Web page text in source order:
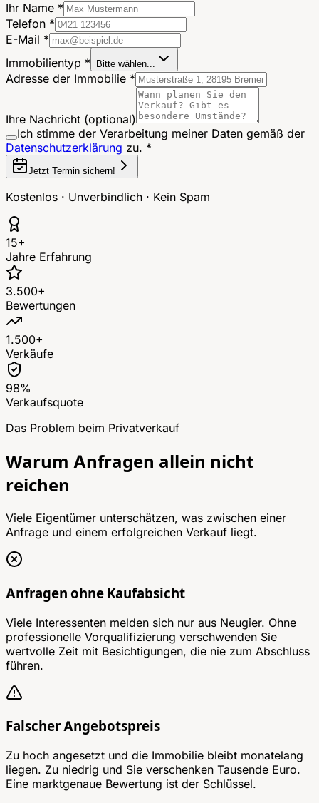
Ihr Name *
Telefon *
E-Mail *
Immobilientyp *
Bitte wählen...
Adresse der Immobilie *
Ihre Nachricht (optional)
Ich stimme der Verarbeitung meiner Daten gemäß der
Datenschutzerklärung zu. *
Jetzt Termin sichern!
Kostenlos · Unverbindlich · Kein Spam
15+
Jahre Erfahrung
3.500+
Bewertungen
1.500+
Verkäufe
98%
Verkaufsquote
Das Problem beim Privatverkauf
Warum Anfragen allein nicht
reichen
Viele Eigentümer unterschätzen, was zwischen einer
Anfrage und einem erfolgreichen Verkauf liegt.
Anfragen ohne Kaufabsicht
Viele Interessenten melden sich nur aus Neugier. Ohne
professionelle Vorqualifizierung verschwenden Sie
wertvolle Zeit mit Besichtigungen, die nie zum Abschluss
führen.
Falscher Angebotspreis
Zu hoch angesetzt und die Immobilie bleibt monatelang
liegen. Zu niedrig und Sie verschenken Tausende Euro.
Eine marktgenaue Bewertung ist der Schlüssel.